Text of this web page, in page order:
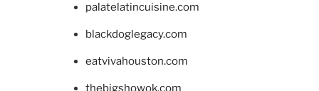
palatelatincuisine.com
blackdoglegacy.com
eatvivahouston.com
thebigshowok.com